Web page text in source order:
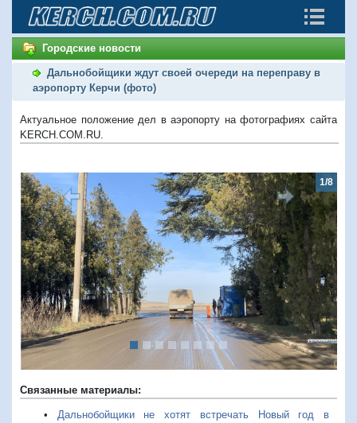
Городские новости
Дальнобойщики ждут своей очереди на переправу в
аэропорту Керчи (фото)
Актуальное положение дел в аэропорту на фотографиях сайта
KERCH.COM.RU.
1/8
Предыдущий
Связанные материалы:
• Дальнобойщики не хотят встречать Новый год в